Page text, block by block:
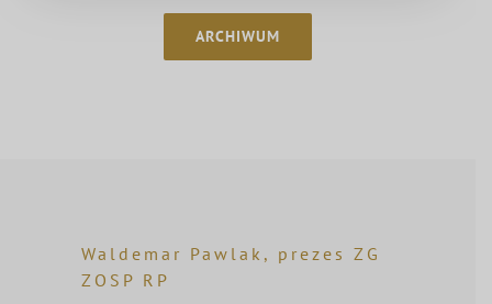
ARCHIWUM
Waldemar Pawlak, prezes ZG
ZOSP RP